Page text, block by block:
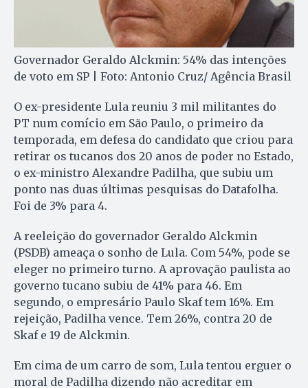
Governador Geraldo Alckmin: 54% das intenções
de voto em SP | Foto: Antonio Cruz/ Agência Brasil
O ex-presidente Lula reuniu 3 mil militantes do
PT num co­mício em São Paulo, o primeiro da
temporada, em defesa do candidato que criou para
retirar os tucanos dos 20 anos de poder no Estado,
o ex-ministro Alexandre Pa­dilha, que subiu um
ponto nas duas últimas pesquisas do Data­fo­lha.
Foi de 3% para 4.
A reeleição do governador Geraldo Alckmin
(PSDB) ameaça o sonho de Lula. Com 54%, pode se
eleger no primeiro turno. A aprovação paulista ao
governo tucano subiu de 41% para 46. Em
segundo, o empresário Paulo Skaf tem 16%. Em
rejeição, Padilha vence. Tem 26%, contra 20 de
Skaf e 19 de Alckmin.
Em cima de um carro de som, Lula tentou erguer o
moral de Padilha dizendo não acreditar em